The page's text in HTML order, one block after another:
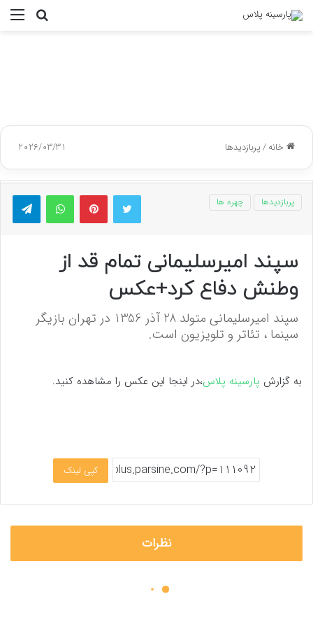
جستجو
خانه/پربازدیدها 2026/03/31
توییتر پینتریستواتس آپ
پربازدیدها چهره ها
سپند امیرسلیمانی تمام قد از
وطنش دفاع کرد+عکس
سپند امیرسلیمانی متولد 28 آذر 1356 در تهران بازیگر
سینما ، تئاتر و تلویزیون است.
به گزارش پارسینه پلاس،در اینجا این عکس را مشاهده کنید.
کپی لینک
نظرات